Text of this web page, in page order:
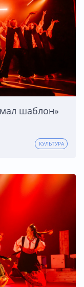
шаблон»
КУЛЬТУРА